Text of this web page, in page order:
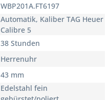
WBP201A.FT6197
Automatik, Kaliber TAG Heuer
Calibre 5
38 Stunden
Herrenuhr
43 mm
Edelstahl fein